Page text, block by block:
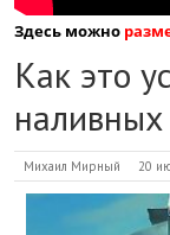
Здесь можно
Как это
наливных
Михаил Мирный 20